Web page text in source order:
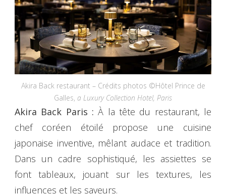
Akira Back restaurant – Crédits photos ©Hôtel Prince de
Galles, a Luxury Collection Hotel, Paris
Akira Back Paris :À la tête du restaurant, le
chef coréen étoilé propose une cuisine
japonaise inventive, mêlant audace et tradition.
Dans un cadre sophistiqué, les assiettes se
font tableaux, jouant sur les textures, les
influences et les saveurs.